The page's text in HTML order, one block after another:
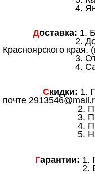
4.
Доставка: 1.
2. Доставка
Красноярского края.
3. Отправка во
4. Самовывоз со
Скидки: 1.
почте
2. При заказе
3. При заказе
4. При заказе
5. На второй
Гарантии: 1.
2.